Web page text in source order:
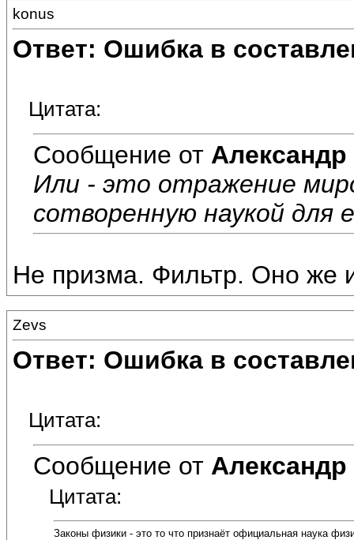
konus
Ответ: Ошибка в
Цитата:
Сообщение от
Или - это отражение
сотворенную наукой для
Не призма. Фильтр. Оно же
Zevs
Ответ: Ошибка в
Цитата:
Сообщение от
Цитата:
Законы физики - это то что признаёт официальная наука